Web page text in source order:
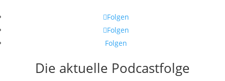
Folgen
Folgen
Folgen
Die aktuelle Podcastfolge